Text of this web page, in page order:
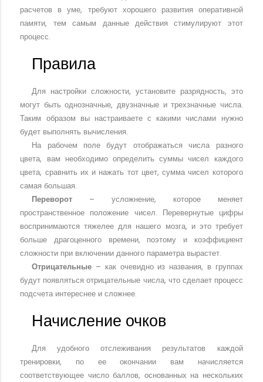
расчетов в уме, требуют хорошего развития оперативной
памяти, тем самым данные действия стимулируют этот
процесс.
Правила
Для настройки сложности, установите разрядность, это
могут быть однозначные, двузначные и трехзначные числа.
Таким образом вы настраиваете с какими числами нужно
будет выполнять вычисления.
На рабочем поле будут отображаться числа разного
цвета, вам необходимо определить суммы чисел каждого
цвета, сравнить их и нажать тот цвет, сумма чисел которого
самая большая.
Переворот – усложнение, которое меняет
пространственное положение чисел. Перевернутые цифры
воспринимаются тяжелее для нашего мозга, и это требует
больше драгоценного времени, поэтому и коэффициент
сложности при включении данного параметра вырастет.
Отрицательные – как очевидно из названия, в группах
будут появляться отрицательные числа, что сделает процесс
подсчета интереснее и сложнее.
Начисление очков
Для удобного отслеживания результатов каждой
тренировки, по ее окончании вам начисляется
соответствующее число баллов, основанных на нескольких